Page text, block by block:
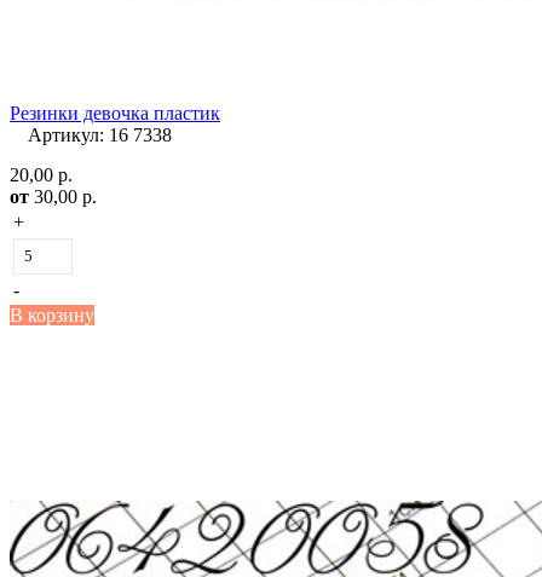
Резинки девочка пластик
Артикул: 16 7338
20,00 р.
от 30,00 р.
+
-
В корзину